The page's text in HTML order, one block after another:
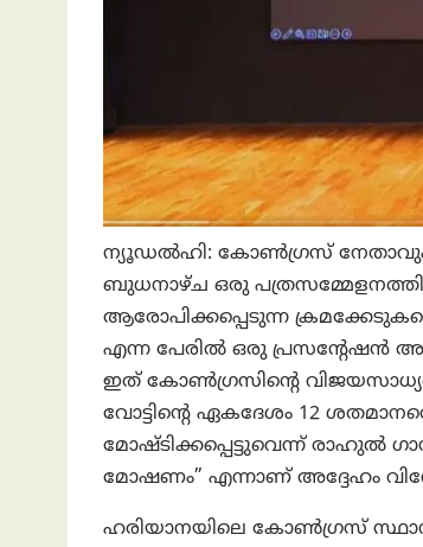
ന്യൂഡൽഹി: കോൺഗ്രസ് നേതാവും
ബുധനാഴ്ച ഒരു
ആരോപിക്കപ്പെടുന്ന
എന്ന പേരിൽ ഒരു പ്രസന്റേഷൻ
ഇത് കോൺഗ്രസിന്റെ
വോട്ടിന്റെ ഏകദേശം 12
മോഷ്ടിക്കപ്പെട്ടുവെന്ന് രാഹുൽ
മോഷണം” എന്നാണ് അദ്ദേഹം
ഹരിയാനയിലെ കോൺഗ്രസ്